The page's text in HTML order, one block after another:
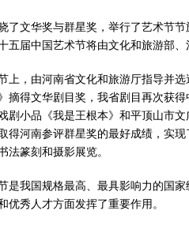
“七一勋章”获得者丨“炼油专家”
“建设社会主义现代化强国，关
算力，正在重新“耕种”中原
河南省二十条硬核举措出炉 力促
河南省主汛期防汛抗旱工作专
“从根本上改变了中国人民的
从国家科技奖看中原创新跃迁
“几分钱”传言背后 河南西瓜价
河南省党政代表团赴新疆考察对
了文华奖与群星奖，举行了艺术节
五届中国艺术节将由文化和旅游部、
上，由河南省文化和旅游厅指导并
摘得文华剧目奖，我省剧目再次获
剧小品《我是王根本》和平顶山市
得河南参评群星奖的最好成绩，实
法篆刻和摄影展览。
是我国规格最高、最具影响力的国
优秀人才方面发挥了重要作用。